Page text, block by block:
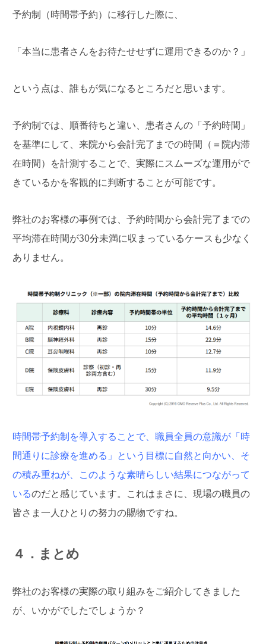
予約制（時間帯予約）に移行した際に、
「本当に患者さんをお待たせせずに運用できるのか？」
という点は、誰もが気になるところだと思います。
予約制では、順番待ちと違い、患者さんの「予約時間」
を基準にして、来院から会計完了までの時間（＝院内滞
在時間）を計測することで、実際にスムーズな運用がで
きているかを客観的に判断することが可能です。
弊社のお客様の事例では、予約時間から会計完了までの
平均滞在時間が30分未満に収まっているケースも少なく
ありません。
時間帯予約制を導入することで、職員全員の意識が「時
間通りに診療を進める」という目標に自然と向かい、そ
の積み重ねが、このような素晴らしい結果につながって
いるのだと感じています。これはまさに、現場の職員の
皆さま一人ひとりの努力の賜物ですね。
４．まとめ
弊社のお客様の実際の取り組みをご紹介してきました
が、いかがでしたでしょうか？